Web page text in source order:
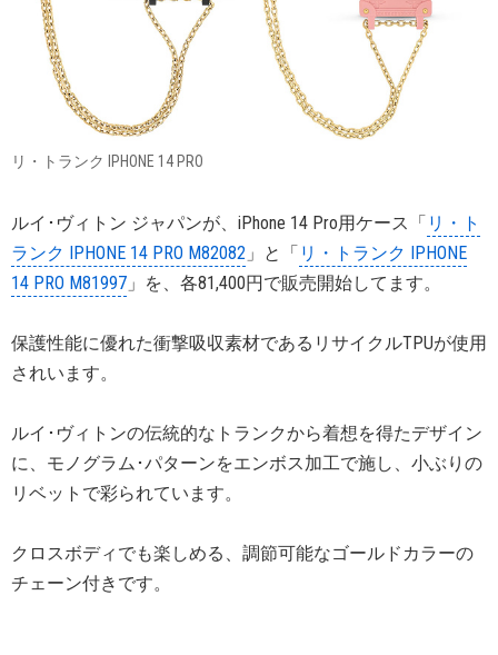
リ・トランク IPHONE 14 PRO
ルイ･ヴィトン ジャパンが、iPhone 14 Pro用ケース「 リ・ト
ランク IPHONE 14 PRO M82082 」と「 リ・トランク IPHONE
14 PRO M81997 」を、各81,400円で販売開始してます。
保護性能に優れた衝撃吸収素材であるリサイクルTPUが使用
されいます。
ルイ･ヴィトンの伝統的なトランクから着想を得たデザイン
に、モノグラム･パターンをエンボス加工で施し、小ぶりの
リベットで彩られています。
クロスボディでも楽しめる、調節可能なゴールドカラーの
チェーン付きです。